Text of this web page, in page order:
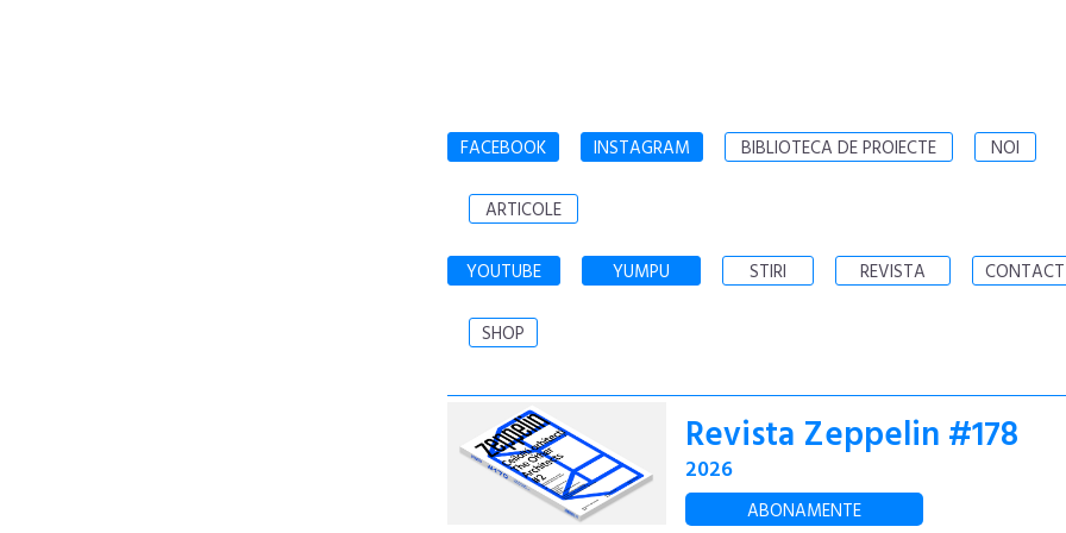
FACEBOOK INSTAGRAM BIBLIOTECA DE PROIECTE NOI
ARTICOLE
YOUTUBE YUMPU STIRI REVISTA CONTACT
SHOP
Revista Zeppelin #178
2026
ABONAMENTE